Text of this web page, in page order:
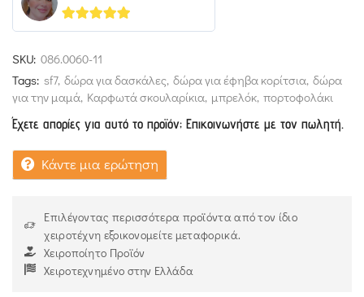
5out of 5
SKU: 086.0060-11
Tags: sf7, δώρα για δασκάλες, δώρα για έφηβα κορίτσια, δώρα
για την μαμά, Καρφωτά σκουλαρίκια, μπρελόκ, πορτοφολάκι
Έχετε απορίες για αυτό το προϊόν; Επικοινωνήστε με τον πωλητή.
Κάντε μια ερώτηση
Επιλέγοντας περισσότερα προϊόντα από τον ίδιο
χειροτέχνη εξοικονομείτε μεταφορικά.
Χειροποίητο Προϊόν
Χειροτεχνημένο στην Ελλάδα